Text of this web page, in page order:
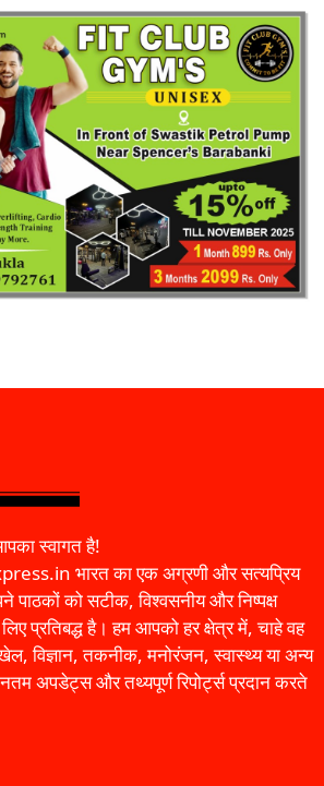
स्वागत है!
भारत का एक अग्रणी और सत्यप्रिय
पाठकों को सटीक, विश्वसनीय और निष्पक्ष
प्रतिबद्ध है। हम आपको हर क्षेत्र में, चाहे वह
विज्ञान, तकनीक, मनोरंजन, स्वास्थ्य या अन्य
अपडेट्स और तथ्यपूर्ण रिपोर्ट्स प्रदान करते